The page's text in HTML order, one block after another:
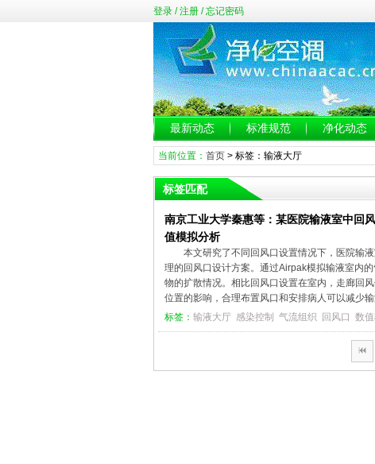
登录/注册/忘记密码
最新动态 标准规范 净化动态
当前位置： 首页> 标签：输液大厅
标签匹配
南京工业大学秦惠等：某医院输液室中回
值模拟分析
本文研究了不同回风口设置情况下，医院输
理的回风口设计方案。通过Airpak模拟输液室内
物的扩散情况。相比回风口设置在室内，走廊回
位置的影响，合理布置风口和安排病人可以减少
标签： 输液大厅 感染控制 气流组织 回风口 数